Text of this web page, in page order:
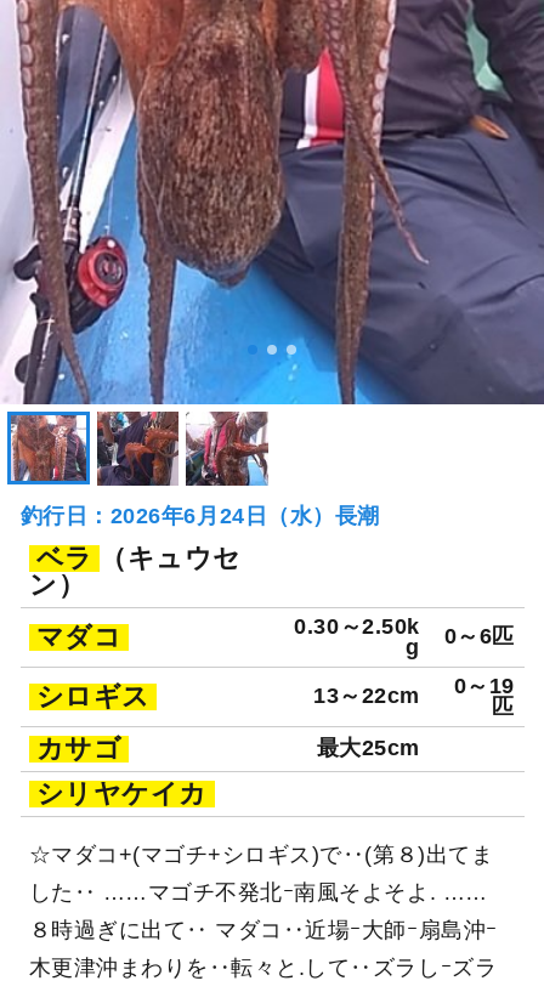
釣行日：2026年6月24日（水）長潮
ベラ
（キュウセ
ン）
マダコ
0.30～2.50k
g
0～6匹
シロギス 13～22cm
0～19
匹
カサゴ 最大25cm
シリヤケイカ
☆マダコ+(マゴチ+シロギス)で‥(第８)出てま
した‥ ……マゴチ不発北ｰ南風そよそよ. ……
８時過ぎに出て‥ マダコ‥近場ｰ大師ｰ扇島沖ｰ
木更津沖まわりを‥転々と.して‥ズラしｰズラ